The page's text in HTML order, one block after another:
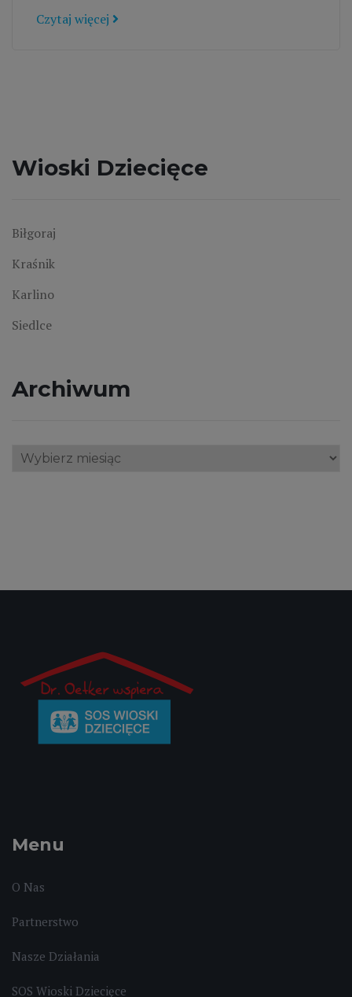
Czytaj więcej
Wioski Dziecięce
Biłgoraj
Kraśnik
Karlino
Siedlce
Archiwum
Archiwum
Menu
O Nas
Partnerstwo
Nasze Działania
SOS Wioski Dziecięce